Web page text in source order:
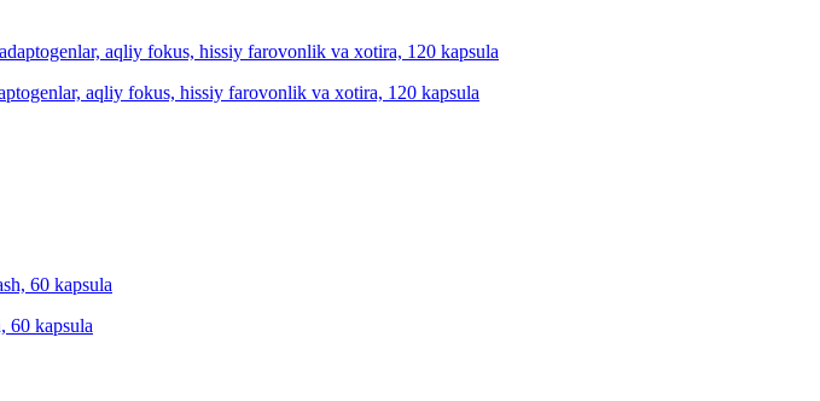
aqliy fokus, hissiy farovonlik va xotira, 120 kapsula
60 kapsula